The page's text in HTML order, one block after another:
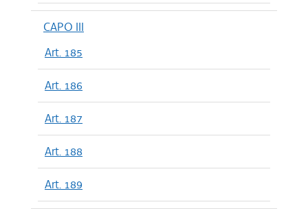
CAPO III
Art. 185
Art. 186
Art. 187
Art. 188
Art. 189